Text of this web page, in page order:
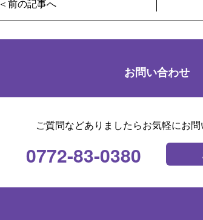
＜前の記事へ
お問い合わせ
ご質問などありましたらお気軽にお
0772-83-0380